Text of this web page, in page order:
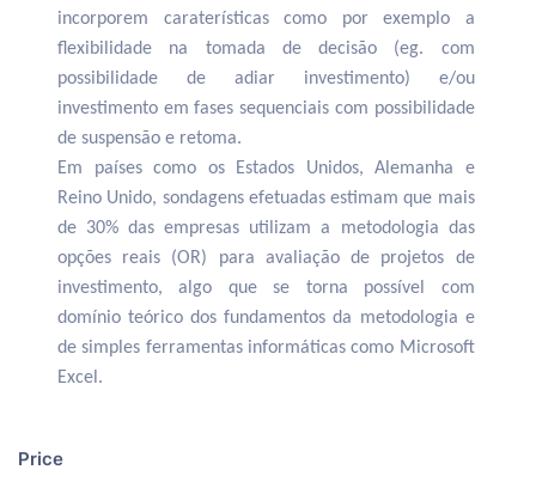
incorporem caraterísticas como por exemplo a
flexibilidade na tomada de decisão (eg. com
possibilidade de adiar investimento) e/ou
investimento em fases sequenciais com possibilidade
de suspensão e retoma.
Em países como os Estados Unidos, Alemanha e
Reino Unido, sondagens efetuadas estimam que mais
de 30% das empresas utilizam a metodologia das
opções reais (OR) para avaliação de projetos de
investimento, algo que se torna possível com
domínio teórico dos fundamentos da metodologia e
de simples ferramentas informáticas como Microsoft
Excel.
Price